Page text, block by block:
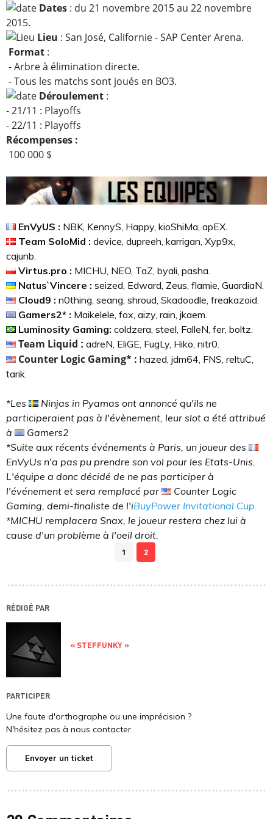
Dates : du 21 novembre 2015 au 22 novembre
2015.
Lieu : San José, Californie - SAP Center Arena.
Format :
- Arbre à élimination directe.
- Tous les matchs sont joués en BO3.
Déroulement :
- 21/11 : Playoffs
- 22/11 : Playoffs
Récompenses :
100 000 $
EnVyUS : NBK, KennyS, Happy, kioShiMa, apEX.
Team SoloMid : device, dupreeh, karrigan, Xyp9x,
cajunb.
Virtus.pro : MICHU, NEO, TaZ, byali, pasha.
Natus`Vincere : seized, Edward, Zeus, flamie, GuardiaN.
Cloud9 : n0thing, seang, shroud, Skadoodle, freakazoid.
Gamers2* : Maikelele, fox, aizy, rain, jkaem.
Luminosity Gaming: coldzera, steel, FalleN, fer, boltz.
Team Liquid : adreN, EliGE, FugLy, Hiko, nitr0.
Counter Logic Gaming* : hazed, jdm64, FNS, reltuC,
tarik.
*Les
Ninjas in Pyamas ont annoncé qu'ils ne
participeraient pas à l'évènement, leur slot a été attribué
à
Gamers2
*Suite aux récents événements à Paris, un joueur des
EnVyUs n'a pas pu prendre son vol pour les Etats-Unis.
L'équipe a donc décidé de ne pas participer à
l'événement et sera remplacé par
Counter Logic
Gaming, demi-finaliste de l'iBuyPower Invitational Cup.
*MICHU remplacera Snax, le joueur restera chez lui à
cause d'un problème à l'oeil droit.
1 2
RÉDIGÉ PAR
« STEFFUNKY »
PARTICIPER
Une faute d'orthographe ou une imprécision ?
N'hésitez pas à nous contacter.
Envoyer un ticket